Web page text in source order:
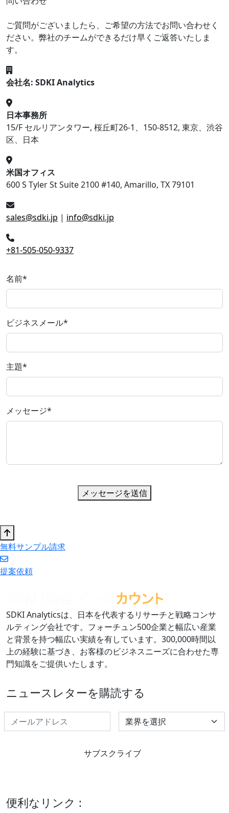
ご質問がございましたら、ご希望の方法でお問い合わせく
ださい。弊社のチームができるだけ早くご返答いたしま
す。
会社名: SDKI Analytics
日本事務所
15/F セルリアンタワー, 桜丘町26-1、150-8512, 東京、渋谷
区、日本
米国オフィス
600 S Tyler St Suite 2100 #140, Amarillo, TX 79101
sales@sdki.jp | info@sdki.jp
+81-505-050-9337
名前*
ビジネスメール*
主題*
メッセージ*
メッセージを送信
無料サンプル請求
提案依頼
SDKI Analyticsは、日本を代表するリサーチと戦略コンサ
ルティング会社です。フォーチュン500企業と幅広い産業
と背景を持つ幅広い実績を有しています。300,000時間以
上の経験に基づき、お客様のビジネスニーズに合わせた専
門知識をご提供いたします。
ニュースレターを購読する
Select Industry
サブスクライブ
便利なリンク :